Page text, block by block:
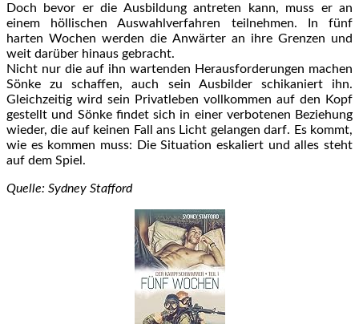
Doch bevor er die Ausbildung antreten kann, muss er an
einem höllischen Auswahlverfahren teilnehmen. In fünf
harten Wochen werden die Anwärter an ihre Grenzen und
weit darüber hinaus gebracht.
Nicht nur die auf ihn wartenden Herausforderungen machen
Sönke zu schaffen, auch sein Ausbilder schikaniert ihn.
Gleichzeitig wird sein Privatleben vollkommen auf den Kopf
gestellt und Sönke findet sich in einer verbotenen Beziehung
wieder, die auf keinen Fall ans Licht gelangen darf. Es kommt,
wie es kommen muss: Die Situation eskaliert und alles steht
auf dem Spiel.
Quelle: Sydney Stafford